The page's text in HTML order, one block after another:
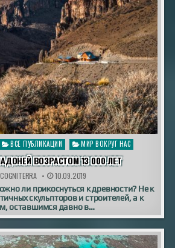
ВСЕ ПУБЛИКАЦИИ МИР ВОКРУГ НАС
ВОЗРАСТОМ 13 000 ЛЕТ
10.09.2019
ли прикоснуться к древности? Не к
скульпторов и строителей, а к
оставшимся давно в…